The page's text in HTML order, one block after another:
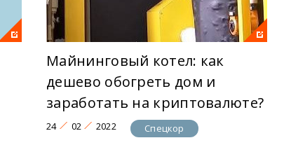
Майнинговый котел: как
дешево обогреть дом и
заработать на криптовалюте?
24 02 2022 Спецкор